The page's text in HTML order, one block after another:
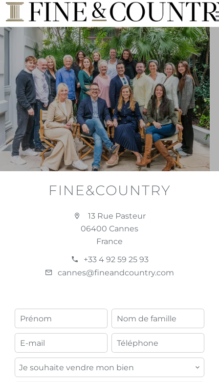
FINE&COUNTRY
13 Rue Pasteur
06400 Cannes
France
+33 4 92 59 25 93
cannes@fineandcountry.com
Je souhaite vendre mon bien